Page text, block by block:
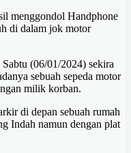
menggondol Handphone
di dalam jok motor
(06/01/2024) sekira
sebuah sepeda motor
milik korban.
di depan sebuah rumah
Indah namun dengan plat